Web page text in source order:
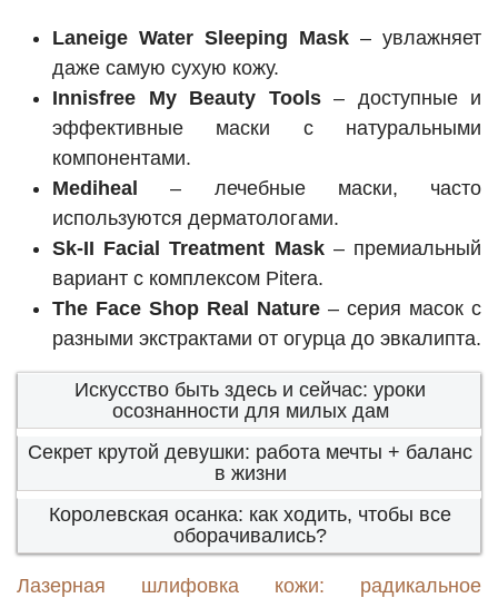
Laneige Water Sleeping Mask – увлажняет
даже самую сухую кожу.
Innisfree My Beauty Tools– доступные и
эффективные маски с натуральными
компонентами.
Mediheal
– лечебные маски, часто
используются дерматологами.
Sk-II Facial Treatment Mask– премиальный
вариант с комплексом Pitera.
The Face Shop Real Nature – серия масок с
разными экстрактами от огурца до эвкалипта.
Искусство быть здесь и сейчас: уроки
осознанности для милых дам
Секрет крутой девушки: работа мечты + баланс
в жизни
Королевская осанка: как ходить, чтобы все
оборачивались?
Лазерная шлифовка кожи: радикальное